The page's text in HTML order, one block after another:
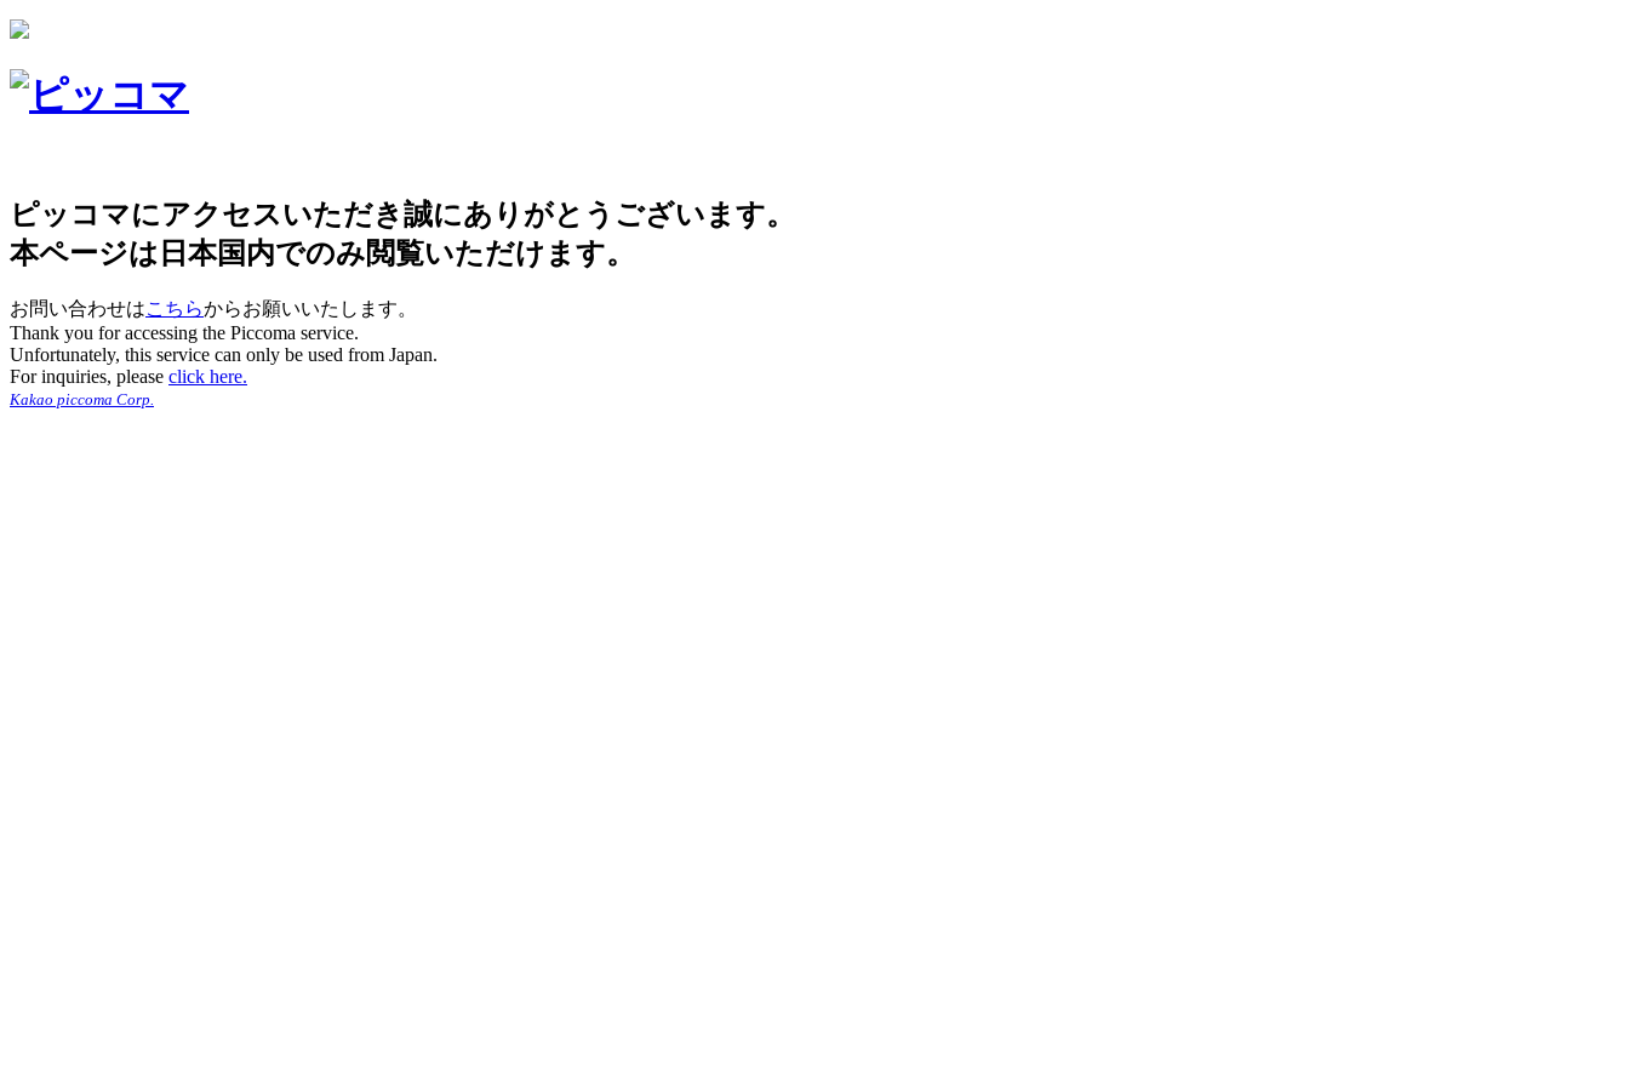
ピッコマにアクセスいただき誠にありがとうございます。
本ページは日本国内でのみ閲覧いただけます。
お問い合わせはこちらからお願いいたします。
Thank you for accessing the Piccoma service.
Unfortunately, this service can only be used from Japan.
For inquiries, please click here.
Kakao piccoma Corp.